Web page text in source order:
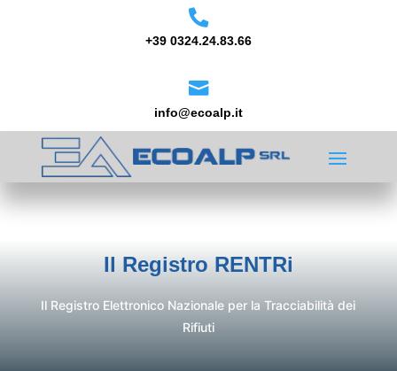

+39 0324.24.83.66

info@ecoalp.it
Il Registro RENTRi
Il Registro Elettronico Nazionale per la Tracciabilità dei
Rifiuti